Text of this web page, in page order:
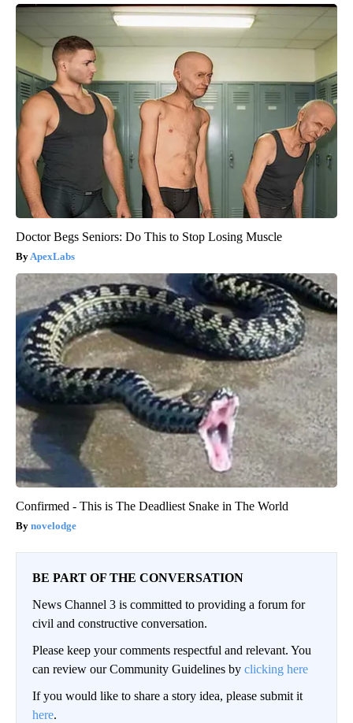
Doctor Begs Seniors: Do This to Stop Losing Muscle
ApexLabs
Confirmed - This is The Deadliest Snake in The World
novelodge
BE PART OF THE CONVERSATION
News Channel 3 is committed to providing a forum for
civil and constructive conversation.
Please keep your comments respectful and relevant. You
can review our Community Guidelines by clicking here
If you would like to share a story idea, please submit it
here.